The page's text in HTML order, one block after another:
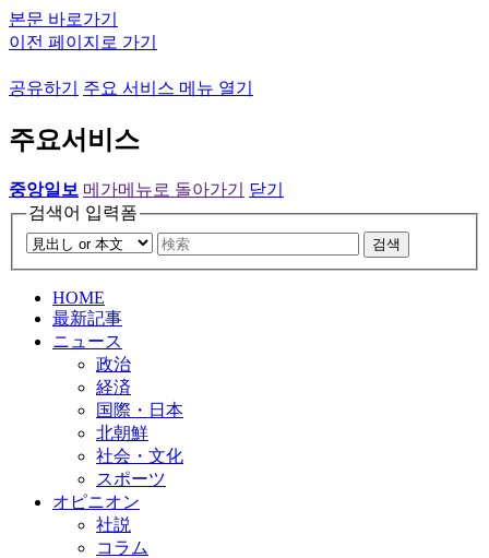
본문 바로가기
이전 페이지로 가기
공유하기 주요 서비스 메뉴 열기
주요서비스
중앙일보 메가메뉴로 돌아가기
닫기
검색어 입력폼
검색
HOME
最新記事
ニュース
政治
経済
国際・日本
北朝鮮
社会・文化
スポーツ
オピニオン
社説
コラム